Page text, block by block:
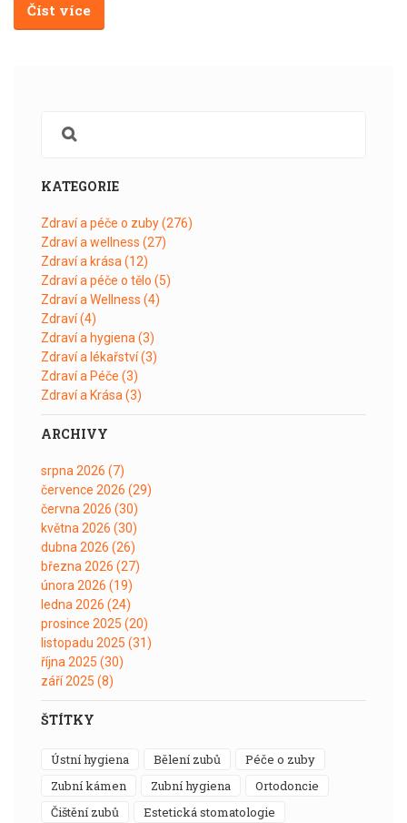
Číst více
KATEGORIE
Zdraví a péče o zuby(276)
Zdraví a wellness (27)
Zdraví a krása(12)
Zdraví a péče o tělo (5)
Zdraví a Wellness (4)
Zdraví(4)
Zdraví a hygiena(3)
Zdraví a lékařství(3)
Zdraví a Péče (3)
Zdraví a Krása(3)
ARCHIVY
srpna 2026 (7)
července 2026 (29)
června 2026 (30)
května 2026 (30)
dubna 2026 (26)
března 2026 (27)
února 2026 (19)
ledna 2026 (24)
prosince 2025 (20)
listopadu 2025 (31)
října 2025 (30)
září 2025 (8)
ŠTÍTKY
ústní hygiena bělení zubů
péče o zuby
zubní kámen
zubní hygiena
ortodoncie
čištění zubů
estetická stomatologie